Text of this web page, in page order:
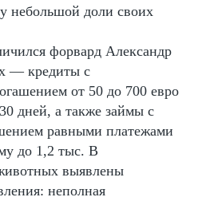
небольшой доли своих
форвард Александр
— кредиты с
от 50 до 700 евро
дней, а также займы с
равными платежами
до 1,2 тыс. В
выявлены
неполная